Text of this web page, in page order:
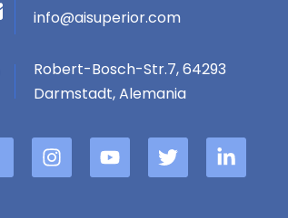
info@aisuperior.com
Robert-Bosch-Str.7, 64293
Darmstadt, Alemania
I
n
Y
o
G
o
i